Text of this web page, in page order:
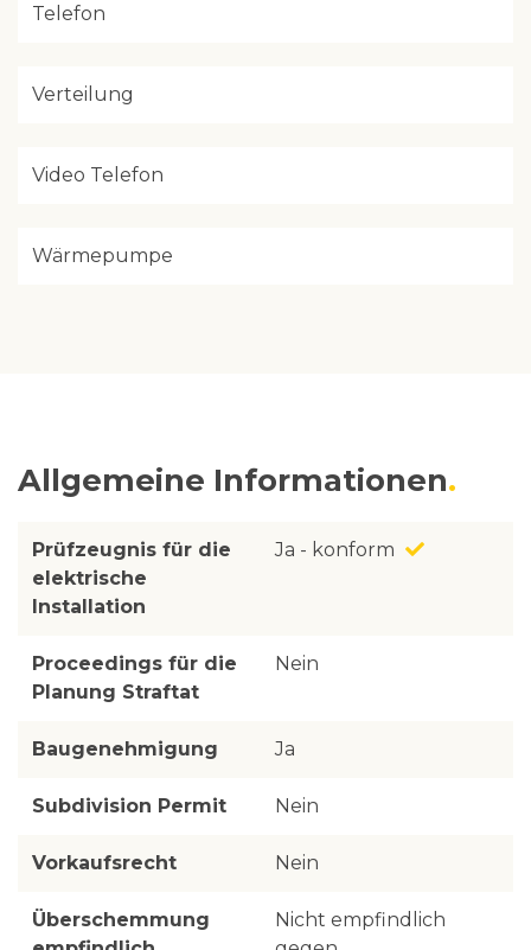
Telefon
Verteilung
Video Telefon
Wärmepumpe
Allgemeine Informationen
Prüfzeugnis für die
elektrische
Installation
Ja - konform
Proceedings für die
Planung Straftat
Nein
Baugenehmigung Ja
Subdivision Permit Nein
Vorkaufsrecht Nein
Überschemmung
Nicht empfindlich